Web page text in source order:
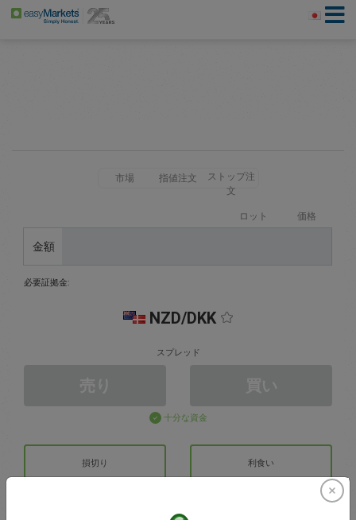
市場 指値注文
ストップ注
文
ロット 価格
金額
必要証拠金:
NZD/DKK
スプレッド
十分な資金
損切り 利食い